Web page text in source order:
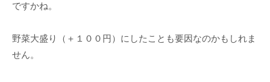
ですかね。
野菜大盛り（＋１００円）にしたことも要因なのかもしれま
せん。